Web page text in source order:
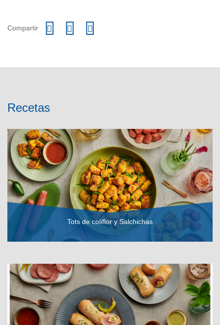
Compartir
Recetas
Tots de coliflor y Salchichas